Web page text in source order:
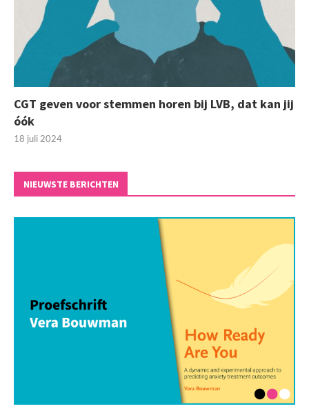
CGT geven voor stemmen horen bij LVB, dat kan jij
óók
18 juli 2024
NIEUWSTE BERICHTEN